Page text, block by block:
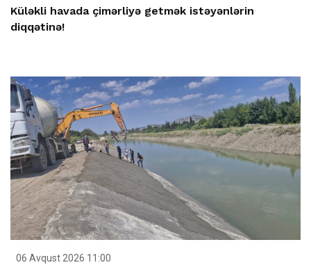
Küləkli havada çimərliyə getmək istəyənlərin
diqqətinə!
06 Avqust 2026 11:00